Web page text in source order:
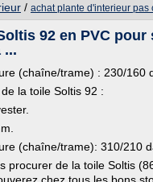
/ achat plante d'interieur pas
92 en PVC pour
...
(chaîne/trame) : 230/160
la toile Soltis 92 :
(chaîne/trame): 310/210
procurer de la toile Soltis